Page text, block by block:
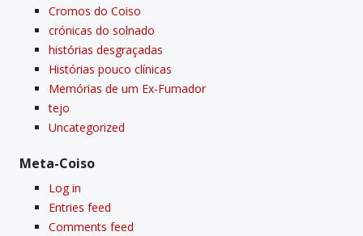
Cromos do Coiso
crónicas do solnado
histórias desgraçadas
Histórias pouco clí­nicas
Memórias de um Ex-Fumador
tejo
Uncategorized
Meta-Coiso
Log in
Entries feed
Comments feed